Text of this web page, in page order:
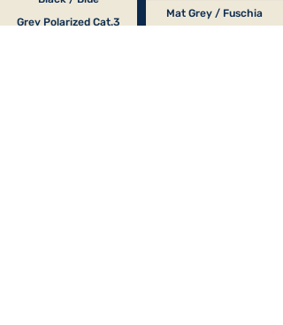
Grey Polarized Cat.3
Mat Grey / Fuschia